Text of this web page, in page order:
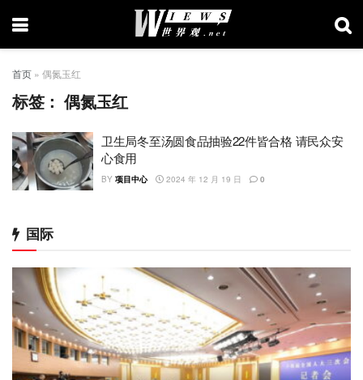
首页 » 偶氮玉红
标签：偶氮玉红
卫生局冬至汤圆食品抽验22件皆合格 请民众安
心食用
BY 项目中心 2024 年 12 月 19 日 0
国际